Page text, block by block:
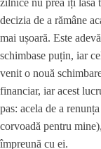
zilnice nu prea îți lasă
decizia de a rămâne
mai ușoară. Este
schimbase puțin, iar
venit o nouă
financiar, iar acest
pas: acela de a
corvoadă pentru
împreună cu ei.